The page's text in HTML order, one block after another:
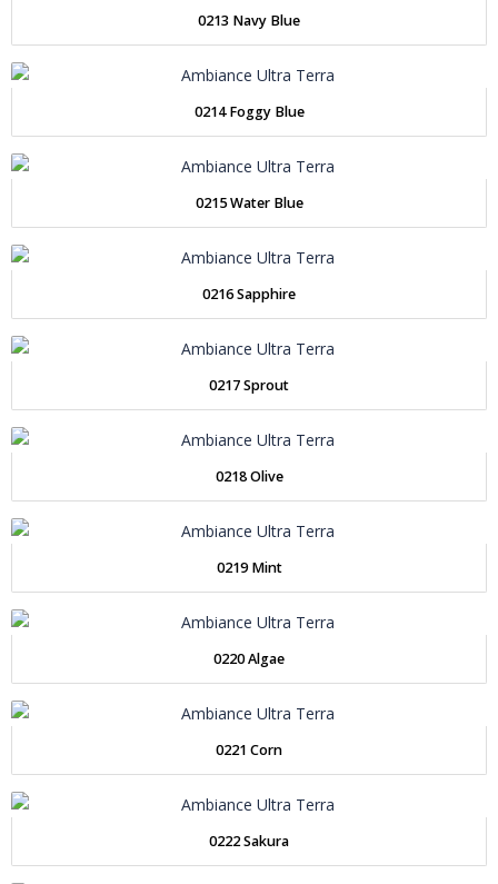
0213 Navy Blue
0214 Foggy Blue
0215 Water Blue
0216 Sapphire
0217 Sprout
0218 Olive
0219 Mint
0220 Algae
0221 Corn
0222 Sakura